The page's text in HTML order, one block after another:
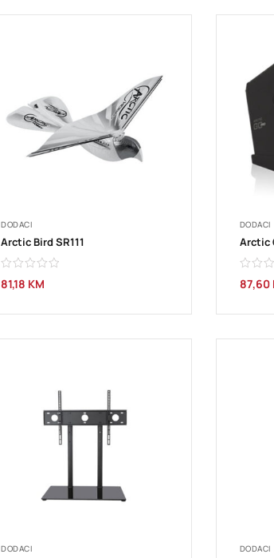
DODACI
Arctic Bird SR111
81,18 KM
DODACI
Arctic
87,60
DODACI DODACI